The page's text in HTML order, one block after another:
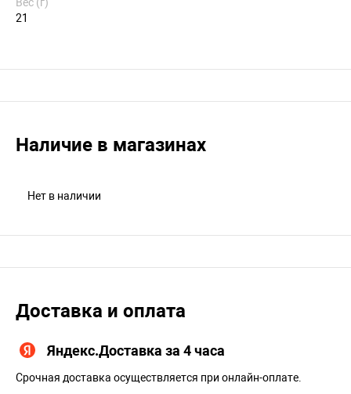
21
Наличие в магазинах
Нет в наличии
Доставка и оплата
Яндекс.Доставка за 4 часа
Срочная доставка осуществляется при онлайн-оплате.